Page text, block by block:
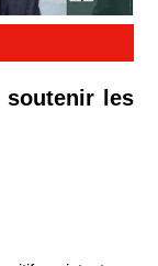
soutenir les